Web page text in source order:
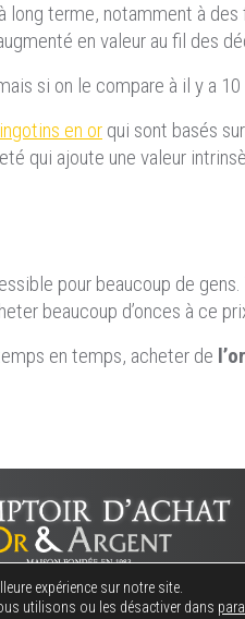
terme, notamment à
en valeur au fil des
si on le compare à il y a
en or qui sont basés
qui ajoute une valeur
pour beaucoup de
beaucoup d’onces à ce
en temps, acheter de
• Conditions générales d’utilisation (CGU)•Mentions
expérience sur notre site.
utilisons ou les désactiver dans